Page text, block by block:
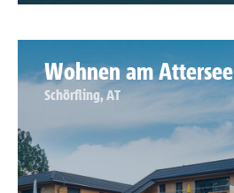
Wohnen am Attersee
Schörfling, AT